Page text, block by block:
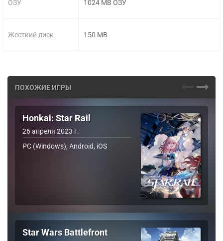
ОЗУ
Жесткий диск
1024 MB ОЗУ
150 MB
ПОХОЖИЕ ИГРЫ
Honkai: Star Rail
26 апреля 2023 г.
PC (Windows), Android, iOS
Star Wars Battlefront